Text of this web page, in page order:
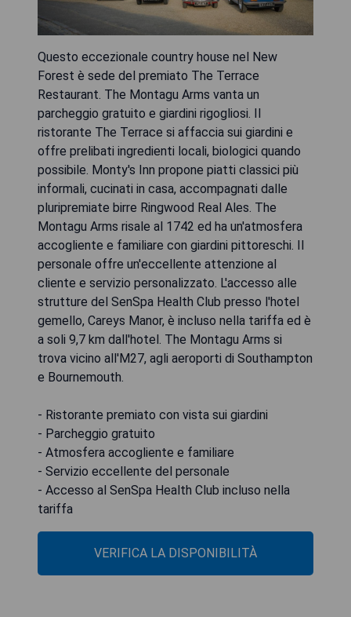
Questo eccezionale country house nel New
Forest è sede del premiato The Terrace
Restaurant. The Montagu Arms vanta un
parcheggio gratuito e giardini rigogliosi. Il
ristorante The Terrace si affaccia sui giardini e
offre prelibati ingredienti locali, biologici quando
possibile. Monty's Inn propone piatti classici più
informali, cucinati in casa, accompagnati dalle
pluripremiate birre Ringwood Real Ales. The
Montagu Arms risale al 1742 ed ha un'atmosfera
accogliente e familiare con giardini pittoreschi. Il
personale offre un'eccellente attenzione al
cliente e servizio personalizzato. L'accesso alle
strutture del SenSpa Health Club presso l'hotel
gemello, Careys Manor, è incluso nella tariffa ed è
a soli 9,7 km dall'hotel. The Montagu Arms si
trova vicino all'M27, agli aeroporti di Southampton
e Bournemouth.
- Ristorante premiato con vista sui giardini
- Parcheggio gratuito
- Atmosfera accogliente e familiare
- Servizio eccellente del personale
- Accesso al SenSpa Health Club incluso nella
tariffa
VERIFICA LA DISPONIBILITÀ